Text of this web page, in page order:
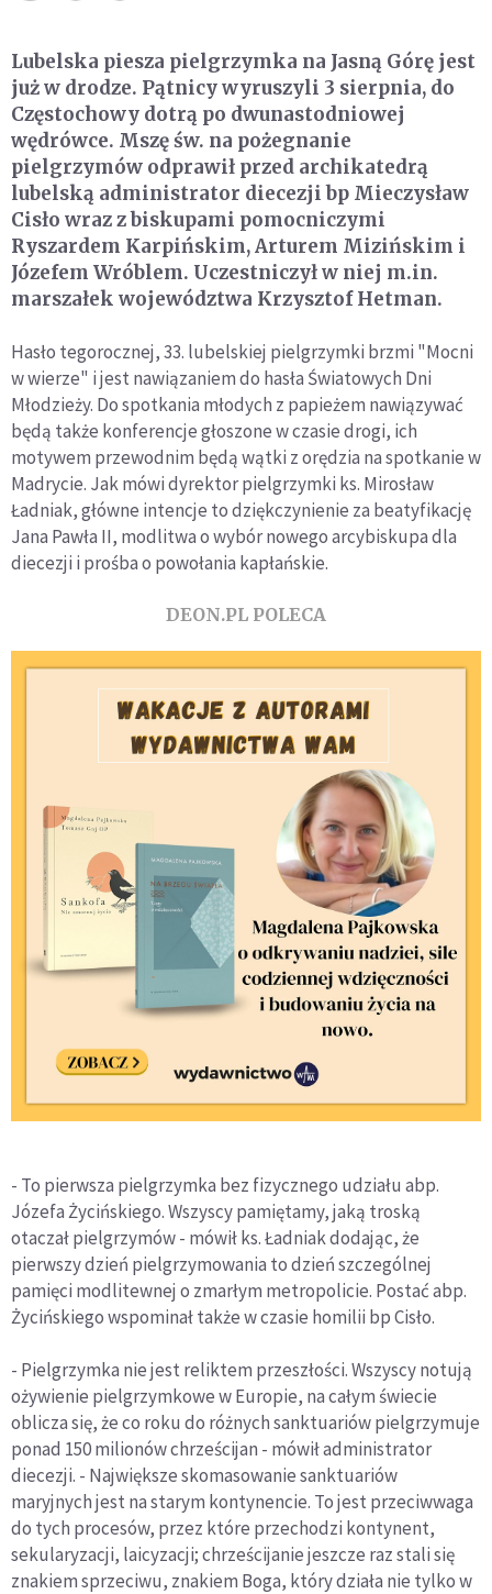
Lubelska piesza pielgrzymka na Jasną Górę jest
już w drodze. Pątnicy wyruszyli 3 sierpnia, do
Częstochowy dotrą po dwunastodniowej
wędrówce. Mszę św. na pożegnanie
pielgrzymów odprawił przed archikatedrą
lubelską administrator diecezji bp Mieczysław
Cisło wraz z biskupami pomocniczymi
Ryszardem Karpińskim, Arturem Mizińskim i
Józefem Wróblem. Uczestniczył w niej m.in.
marszałek województwa Krzysztof Hetman.
Hasło tegorocznej, 33. lubelskiej pielgrzymki brzmi "Mocni
w wierze" i jest nawiązaniem do hasła Światowych Dni
Młodzieży. Do spotkania młodych z papieżem nawiązywać
będą także konferencje głoszone w czasie drogi, ich
motywem przewodnim będą wątki z orędzia na spotkanie w
Madrycie. Jak mówi dyrektor pielgrzymki ks. Mirosław
Ładniak, główne intencje to dziękczynienie za beatyfikację
Jana Pawła II, modlitwa o wybór nowego arcybiskupa dla
diecezji i prośba o powołania kapłańskie.
DEON.PL POLECA
- To pierwsza pielgrzymka bez fizycznego udziału abp.
Józefa Życińskiego. Wszyscy pamiętamy, jaką troską
otaczał pielgrzymów - mówił ks. Ładniak dodając, że
pierwszy dzień pielgrzymowania to dzień szczególnej
pamięci modlitewnej o zmarłym metropolicie. Postać abp.
Życińskiego wspominał także w czasie homilii bp Cisło.
- Pielgrzymka nie jest reliktem przeszłości. Wszyscy notują
ożywienie pielgrzymkowe w Europie, na całym świecie
oblicza się, że co roku do różnych sanktuariów pielgrzymuje
ponad 150 milionów chrześcijan - mówił administrator
diecezji. - Największe skomasowanie sanktuariów
maryjnych jest na starym kontynencie. To jest przeciwwaga
do tych procesów, przez które przechodzi kontynent,
sekularyzacji, laicyzacji; chrześcijanie jeszcze raz stali się
znakiem sprzeciwu, znakiem Boga, który działa nie tylko w